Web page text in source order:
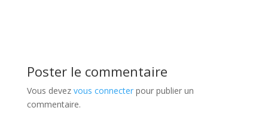
Poster le commentaire
Vous devez vous connecterpour publier un
commentaire.